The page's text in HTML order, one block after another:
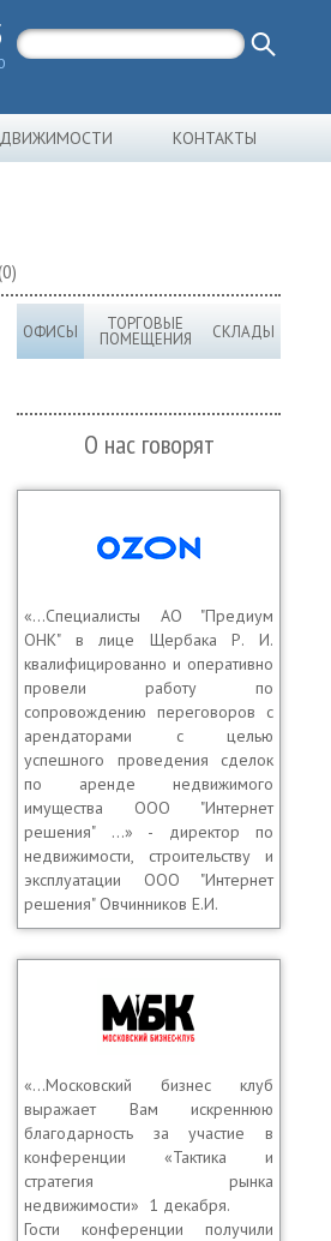
КОНТАКТЫ
ОФИСЫ ТОРГОВЫЕ
ПОМЕЩЕНИЯ СКЛАДЫ
О нас говорят
«…Специалисты АО "Предиум
ОНК" в лице Щербака Р. И.
квалифицированно и оперативно
провели работу по
сопровождению переговоров с
арендаторами с целью
успешного проведения сделок
по аренде недвижимого
имущества ООО "Интернет
решения" …» - директор по
недвижимости, строительству и
эксплуатации ООО "Интернет
решения" Овчинников Е.И.
«…Московский бизнес клуб
выражает Вам искреннюю
благодарность за участие в
конференции «Тактика и
стратегия рынка
недвижимости» 1 декабря.
Гости конференции получили